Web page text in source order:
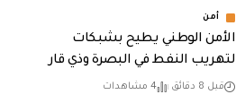
أمن
الأمن الوطني يطيح بشبكات
لتهريب النفط في البصرة وذي قار
قبل 8 دقائق 4 مشاهدات